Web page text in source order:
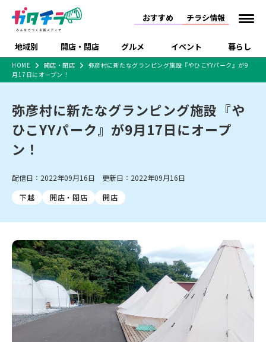
おすすめ チラシ情報
地域別 開店・閉店 グルメ イベント 暮らし
新潟市 下越
佐渡
新潟市中央区 新潟市東区 新潟市西区
新潟市北区
新潟市南区
新潟市江南区 新潟市秋葉区
新潟市西蒲区
村上・関川
新発田・聖籠
胎内・粟島
三条・加茂・田上
五泉・阿賀野・阿賀
燕・弥彦
長岡・見附
小千谷・十日町・津南
魚沼・南魚沼・湯沢
柏崎・刈羽・出雲崎
上越・妙高・糸魚川
開店 閉店
リニューアル・移転
新潟市・開店
新潟市・閉店
長岡市・開店
長岡市・閉店
上越市・開店
ラーメン・開店
ラーメン・閉店
ラーメン 現地レポート
スイーツ
ご当地グルメ 食べ歩き テイクアウト
季節・期間限定
カフェ
居酒屋・バー 焼肉
パスタ
パン・ベーカリー
タレカツ・豚カツ
デカ盛り・大盛り
旨辛・激辛
定食・町定食
そば・うどん
日本酒・新潟清酒
ワイン・クラフトビール
ケーキ・パフェ
ビアガーデン・暑気払い
体験・販売 祭り・伝統行事
スポーツ
セミナー・講演会 子ども向け 花火大会
入場無料
住宅展示場
完成見学会 学生スポーツ アルビレックス
施設・ショップ
住宅メーカー・工務
店
習い事・塾 アパレル・雑貨
観光スポット
温泉・入浴 ホテル 旅館
水族館
リラクゼーション・整体
スキー場
病院・クリニック
イオンモール
ラブラ万代・ラブラ2
ビルボードプレイスBP
新潟伊勢丹
ピア万代
リバーサイド千秋
パティオPATIO
特売セール インタビュー
特集・まとめ記事
セツコママ ランキング 新潟人
キャンペーン
開店まとめ
閉店まとめ
食品スーパー・コンビ
ショッピングモール・
大型施設
ドラッグストア・ホーム
センター
ファッション 生活サービス
新車・中古車・カー用品
旅行・レジャー
家電・携帯電話
冠婚葬祭
習い事・塾 通販・EC イベント
求人
官公庁・自治体
新潟市 チラシ
長岡・見附 チラシ
上越・妙高・糸魚川 チラシ
注目 チラシ
週末セール
火曜セール
オープン・リニューアルセール
周年祭・感謝祭セール
年末・初売りセール
HOME 開店・閉店
弥彦村に新たなグランピング施設『やひこYYパーク』が9
月17日にオープン！
弥彦村に新たなグランピング施設『や
ひこYYパーク』が9月17日にオープ
ン！
配信日：2022年09月16日 更新日：2022年09月16日
下越
開店・閉店 開店